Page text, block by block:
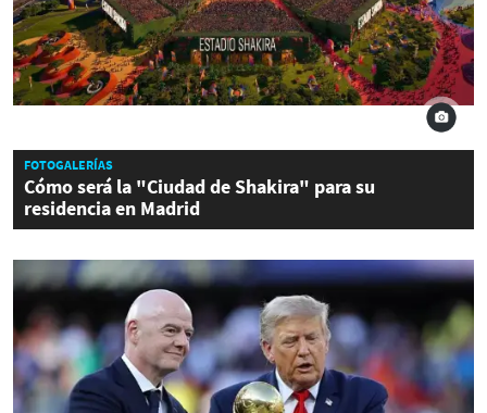
FOTOGALERÍAS
Cómo será la "Ciudad de Shakira" para su
residencia en Madrid